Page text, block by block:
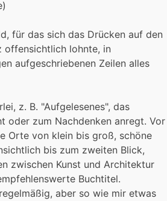
für das sich das Drücken auf den
offensichtlich lohnte, in
aufgeschriebenen Zeilen alles
z. B. "Aufgelesenes", das
oder zum Nachdenken anregt. Vor
Orte von klein bis groß, schöne
bis zum zweiten Blick,
zwischen Kunst und Architektur
Buchtitel.
aber so wie mir etwas